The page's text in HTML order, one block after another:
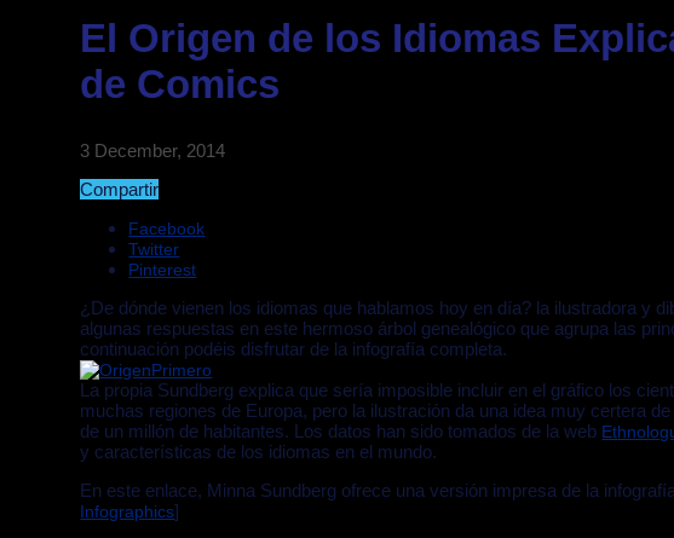
El Origen de los Idiomas
de Comics
3 December, 2014
Compartir
Facebook
Twitter
Pinterest
¿De dónde vienen los idiomas que hablamos hoy en día? la ilustradora y
algunas respuestas en este hermoso árbol genealógico que agrupa las
continuación podéis disfrutar de la infografía completa.
La propia Sundberg explica que sería imposible incluir en el gráfico los
muchas regiones de Europa, pero la ilustración da una idea muy certera
de un millón de habitantes. Los datos han sido tomados de la web
y características de los idiomas en el mundo.
En este enlace, Minna Sundberg ofrece una versión impresa de la
Infographics]